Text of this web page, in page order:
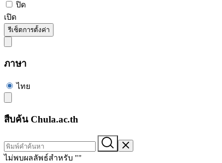
ปิด
เปิด
รีเซ็ตการตั้งค่า
ภาษา
ไทย
สืบค้น Chula.ac.th
ไม่พบผลลัพธ์สำหรับ ""